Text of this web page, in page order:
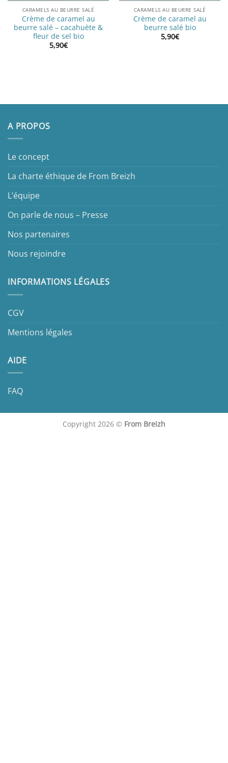
CARAMELS AU BEURRE SALÉ
Crème de caramel au
beurre salé – cacahuète &
fleur de sel bio
5,90€
CARAMELS AU BEURRE SALÉ
Crème de caramel au
beurre salé bio
5,90€
A PROPOS
Le concept
La charte éthique de From Breizh
L’équipe
On parle de nous – Presse
Nos partenaires
Nous rejoindre
INFORMATIONS LÉGALES
CGV
Mentions légales
AIDE
FAQ
Copyright 2026 © From Breizh